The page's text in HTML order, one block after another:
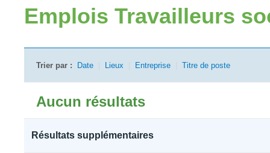
Emplois Travailleurs
Trier par : Date Lieux Entreprise Titre de poste
Aucun résultats
Résultats supplémentaires